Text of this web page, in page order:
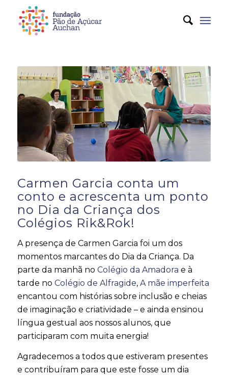
Carmen Garcia conta um
conto e acrescenta um ponto
no Dia da Criança dos
Colégios Rik&Rok!
A presença de Carmen Garcia foi um dos
momentos marcantes do Dia da Criança. Da
parte da manhã no Colégio da Amadora e à
tarde no Colégio de Alfragide, A mãe imperfeita
encantou com histórias sobre inclusão e cheias
de imaginação e criatividade – e ainda ensinou
língua gestual aos nossos alunos, que
participaram com muita energia!
Agradecemos a todos que estiveram presentes
e contribuíram para que este fosse um dia